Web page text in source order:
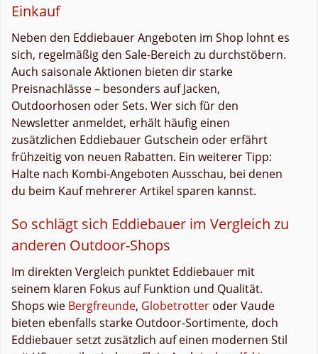
Einkauf
Neben den Eddiebauer Angeboten im Shop lohnt es
sich, regelmäßig den Sale-Bereich zu durchstöbern.
Auch saisonale Aktionen bieten dir starke
Preisnachlässe – besonders auf Jacken,
Outdoorhosen oder Sets. Wer sich für den
Newsletter anmeldet, erhält häufig einen
zusätzlichen Eddiebauer Gutschein oder erfährt
frühzeitig von neuen Rabatten. Ein weiterer Tipp:
Halte nach Kombi-Angeboten Ausschau, bei denen
du beim Kauf mehrerer Artikel sparen kannst.
So schlägt sich Eddiebauer im Vergleich zu
anderen Outdoor-Shops
Im direkten Vergleich punktet Eddiebauer mit
seinem klaren Fokus auf Funktion und Qualität.
Shops wie Bergfreunde, Globetrotter oder Vaude
bieten ebenfalls starke Outdoor-Sortimente, doch
Eddiebauer setzt zusätzlich auf einen modernen Stil